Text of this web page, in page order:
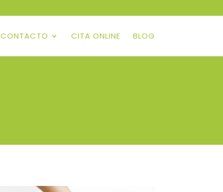
CONTACTO CITA ONLINE BLOG